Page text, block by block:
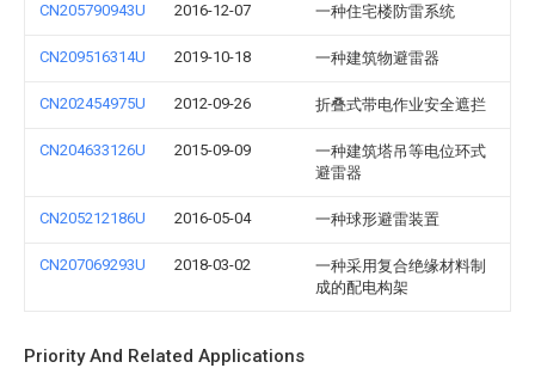
CN205790943U 2016-12-07 一种住宅楼防雷系统
CN209516314U 2019-10-18 一种建筑物避雷器
CN202454975U 2012-09-26 折叠式带电作业安全遮拦
CN204633126U 2015-09-09
一种建筑塔吊等电位环式
避雷器
CN205212186U 2016-05-04 一种球形避雷装置
CN207069293U 2018-03-02
一种采用复合绝缘材料制
成的配电构架
Priority And Related Applications